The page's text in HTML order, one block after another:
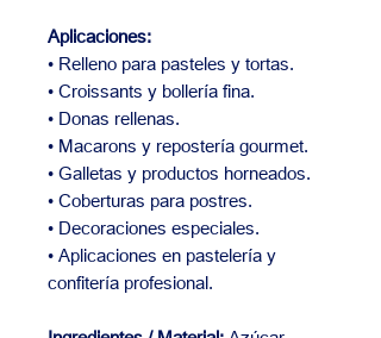
Aplicaciones:
• Relleno para pasteles y tortas.
• Croissants y bollería fina.
• Donas rellenas.
• Macarons y repostería gourmet.
• Galletas y productos horneados.
• Coberturas para postres.
• Decoraciones especiales.
• Aplicaciones en pastelería y
confitería profesional.